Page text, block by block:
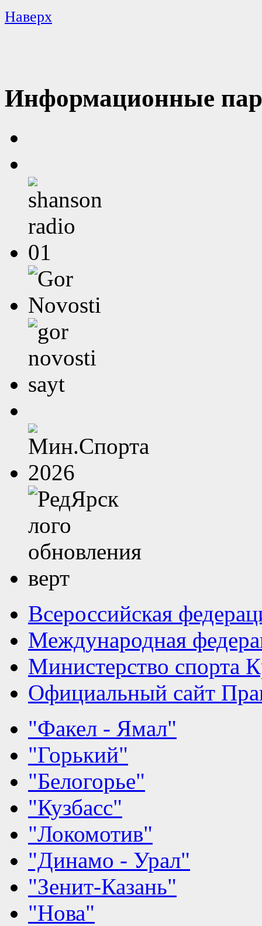
Наверх
Информационные
Всероссийская
Международная
Министерство спорта
Официальный сайт
"Факел - Ямал"
"Горький"
"Белогорье"
"Кузбасс"
"Локомотив"
"Динамо - Урал"
"Зенит-Казань"
"Нова"